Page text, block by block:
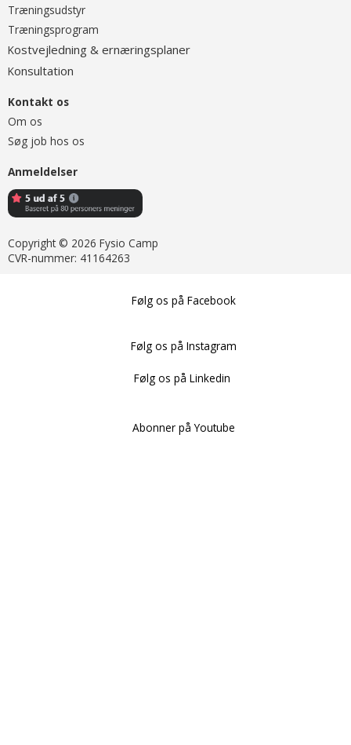
Træningsudstyr
Træningsprogram
Kostvejledning & ernæringsplaner
Konsultation
Kontakt os
Om os
Søg job hos os
Anmeldelser
Copyright © 2026 Fysio Camp
CVR-nummer: 41164263
Følg os på Facebook
Følg os på Instagram
Følg os på Linkedin
Abonner på Youtube